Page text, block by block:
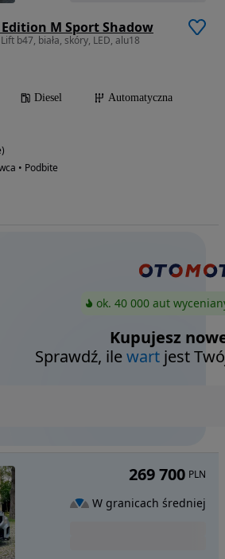
Edition M Sport Shadow
b47, biała, skóry, LED, alu18
Diesel
Automatyczna
• Podbite
ok. 40 000 aut
Kupujesz
Sprawdź, ilewart jest
269 700 PLN
W granicach średniej